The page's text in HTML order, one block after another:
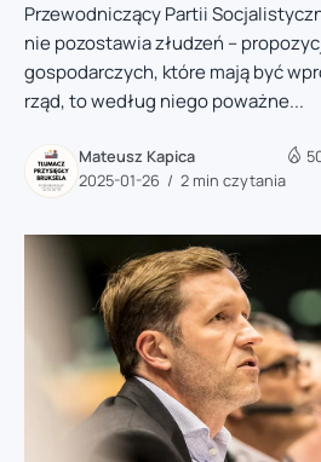
Przewodniczący Partii
nie pozostawia złudzeń –
gospodarczych, które mają być
rząd, to według niego poważne...
Mateusz Kapica
2025-01-26
2 min czytania